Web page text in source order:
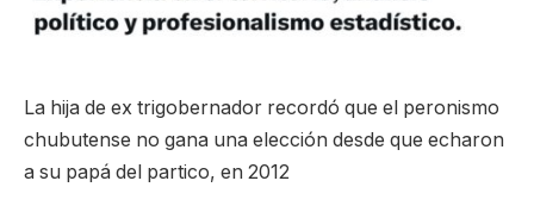
La hija de ex trigobernador recordó que el peronismo
chubutense no gana una elección desde que echaron
a su papá del partico, en 2012